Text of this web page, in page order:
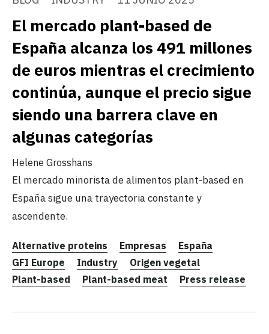
El mercado plant-based de
España alcanza los 491 millones
de euros mientras el crecimiento
continúa, aunque el precio sigue
siendo una barrera clave en
algunas categorías
Helene Grosshans
El mercado minorista de alimentos plant-based en
España sigue una trayectoria constante y
ascendente.
Alternative proteins Empresas
España
GFI Europe
Industry
Origen vegetal
Plant-based
Plant-based meat Press release